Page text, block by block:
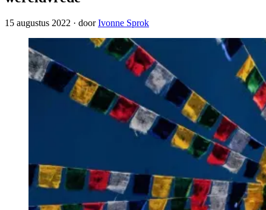
15 augustus 2022 · doorIvonne Sprok